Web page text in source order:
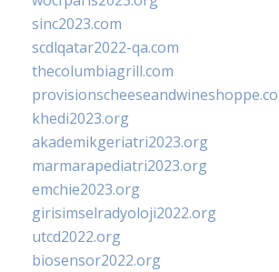
sinc2023.com
scdlqatar2022-qa.com
thecolumbiagrill.com
khedi2023.org
akademikgeriatri2023.org
marmarapediatri2023.org
emchie2023.org
girisimselradyoloji2022.org
utcd2022.org
biosensor2022.org